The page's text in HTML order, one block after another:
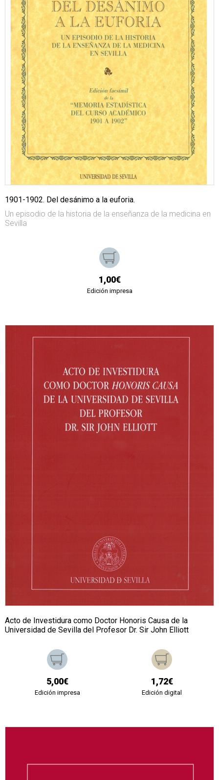
1901-1902. Del desánimo a la euforia.
Un episodio de la historia de la enseñanza de la medicina en
Sevilla
1,00€
Edición impresa
Acto de Investidura como Doctor Honoris Causa de la
Universidad de Sevilla del Profesor Dr. Sir John Elliott
5,00€
Edición impresa
1,72€
Edición digital